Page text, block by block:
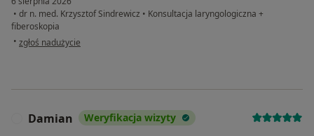
• dr n. med. Krzysztof Sindrewicz • Konsultacja laryngologiczna +
fiberoskopia
• w opinii użytkownika Przemek
zgłoś nadużycie
Damian Weryfikacja wizyty